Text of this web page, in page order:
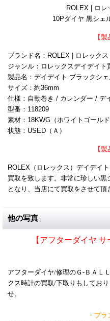
ROLEX | ロレ
10Pダイヤ 黒シェ
【
ブランド名：ROLEX | ロレックス
ジャンル：ロレックスデイデイト
製品名：デイデイト ブラックシ
サイズ：約36mm
仕様：自動巻き / カレンダー / デ
型番：118209
素材：18KWG（ホワイトゴールド
状態：USED（Ａ）
【
ROLEX（ロレックス）デイデイ
買取を致します。非常に珍しい
となり、当店にて買取をさせて頂
他の写真
【アフターダイヤ
アフターダイヤ/修理のＧ-ＢＡＬ
クス時計の買取/下取りもしてお
せ。
・ブラ